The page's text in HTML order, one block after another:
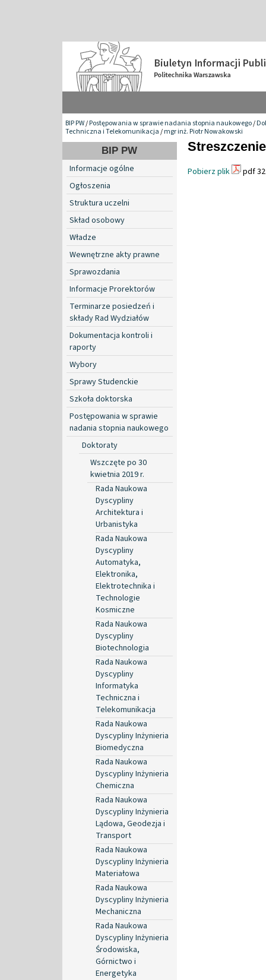
BIP PW/Postępowania w sprawie nadania stopnia naukowego/
Techniczna i Telekomunikacja/mgr inż. Piotr Nowakowski
BIP PW
Informacje ogólne
Ogłoszenia
Struktura uczelni
Skład osobowy
Władze
Wewnętrzne akty prawne
Sprawozdania
Informacje Prorektorów
Terminarze posiedzeń i
składy Rad Wydziałów
Dokumentacja kontroli i
raporty
Wybory
Sprawy Studenckie
Szkoła doktorska
Postępowania w sprawie
nadania stopnia naukowego
Doktoraty
Wszczęte po 30
kwietnia 2019 r.
Rada Naukowa
Dyscypliny
Architektura i
Urbanistyka
Rada Naukowa
Dyscypliny
Automatyka,
Elektronika,
Elektrotechnika i
Technologie
Kosmiczne
Rada Naukowa
Dyscypliny
Biotechnologia
Rada Naukowa
Dyscypliny
Informatyka
Techniczna i
Telekomunikacja
Rada Naukowa
Dyscypliny Inżynieria
Biomedyczna
Rada Naukowa
Dyscypliny Inżynieria
Chemiczna
Rada Naukowa
Dyscypliny Inżynieria
Lądowa, Geodezja i
Transport
Rada Naukowa
Dyscypliny Inżynieria
Materiałowa
Rada Naukowa
Dyscypliny Inżynieria
Mechaniczna
Rada Naukowa
Dyscypliny Inżynieria
Środowiska,
Górnictwo i
Energetyka
Streszczenie
Pobierz plik pdf